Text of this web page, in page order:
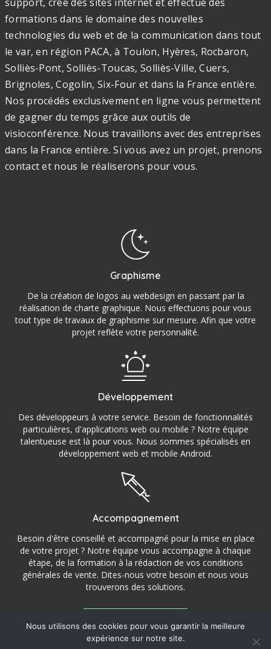
formations dans le domaine des nouvelles
technologies du web et de la communication dans tout
le var, en région PACA, à Toulon, Hyères, Rocbaron,
Solliès-Pont, Solliès-Toucas, Solliès-Ville, Cuers,
Brignoles, Cogolin, Six-Four et dans la France entière.
Nos procédés exclusivement en ligne vous permettent
de gagner du temps grâce aux outils de
visioconférence. Nous travaillons avec des entreprises
dans la France entière. Si vous avez un projet, prenons
contact et nous le réaliserons pour vous.
Graphisme
De la création de logos au webdesign en passant par la
réalisation de charte graphique. Nous effectuons pour vous
tout type de travaux de graphisme sur mesure. Afin que votre
projet reflète votre personnalité.
Développement
Des développeurs à votre service. Besoin de fonctionnalités
particulières, d'applications web ou mobile ? Notre équipe
talentueuse est là pour vous. Nous sommes spécialisés en
développement web et mobile Android.
Accompagnement
Besoin d'être conseillé et accompagné pour la mise en place
de votre projet ? Notre équipe vous accompagne à chaque
étape, de la formation à la rédaction de vos conditions
générales de vente. Dites-nous votre besoin et nous vous
trouverons des solutions.
©2016 – 2022 StoryCom – Agence de communication,
Nous utilisons des cookies pour vous garantir la meilleure
expérience sur notre site.